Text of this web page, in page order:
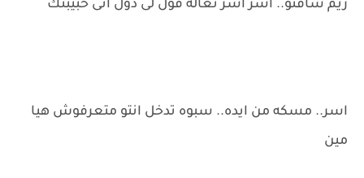
ريم شافتو.. اسر اسر تعاله قول لى دول انى حبيبتك
اسر.. مسكه من ايده.. سبوه تدخل انتو متعرفوش هيا
مين